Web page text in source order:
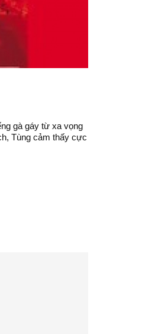
gà gáy từ xa vọng
Tùng cảm thấy cực